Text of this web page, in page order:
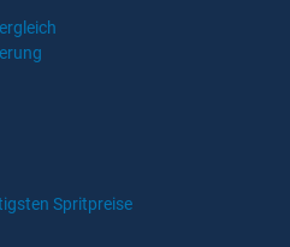
Spritpreise